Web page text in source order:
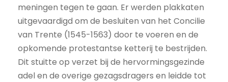
meningen tegen te gaan. Er werden plakkaten
uitgevaardigd om de besluiten van het Concilie
van Trente (1545-1563) door te voeren en de
opkomende protestantse ketterij te bestrijden.
Dit stuitte op verzet bij de hervormingsgezinde
adel en de overige gezagsdragers en leidde tot